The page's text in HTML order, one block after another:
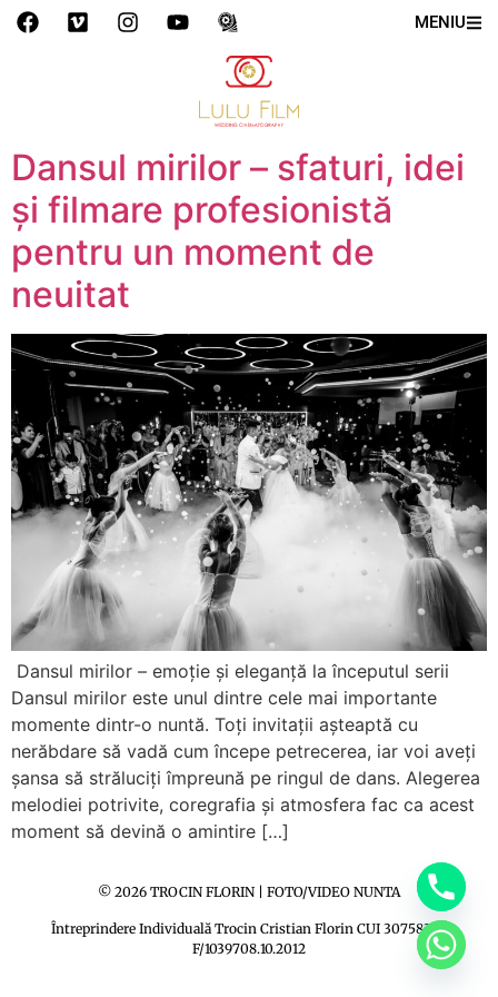
MENIU
Dansul mirilor – sfaturi, idei
și filmare profesionistă
pentru un moment de
neuitat
Dansul mirilor – emoție și eleganță la începutul serii
Dansul mirilor este unul dintre cele mai importante
momente dintr-o nuntă. Toți invitații așteaptă cu
nerăbdare să vadă cum începe petrecerea, iar voi aveți
șansa să străluciți împreună pe ringul de dans. Alegerea
melodiei potrivite, coregrafia și atmosfera fac ca acest
moment să devină o amintire […]
© 2026 TROCIN FLORIN | FOTO/VIDEO NUNTA
Întreprindere Individuală Trocin Cristian Florin CUI 30758350
F/1039708.10.2012